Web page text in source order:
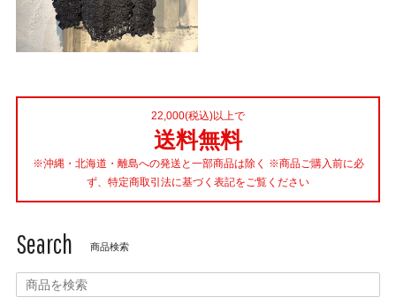
22,000(税込)以上で
送料無料
※沖縄・北海道・離島への発送と一部商品は除く ※商品ご購入前に必
ず、特定商取引法に基づく表記をご覧ください
Search 商品検索